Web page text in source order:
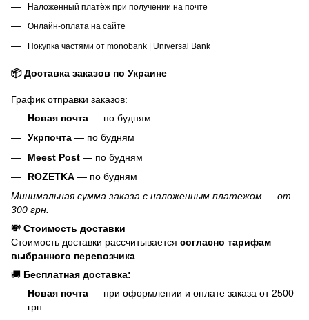
Наложенный платёж при получении на почте
Онлайн-оплата на сайте
Покупка частями от monobank | Universal Bank
📦 Доставка заказов по Украине
График отправки заказов:
Новая почта — по будням
Укрпочта — по будням
Meest Post — по будням
ROZETKA — по будням
Минимальная сумма заказа с наложенным платежом — от
300 грн.
💸 Стоимость доставки
Стоимость доставки рассчитывается согласно тарифам
выбранного перевозчика.
🚚 Бесплатная доставка:
Новая почта — при оформлении и оплате заказа от 2500
грн